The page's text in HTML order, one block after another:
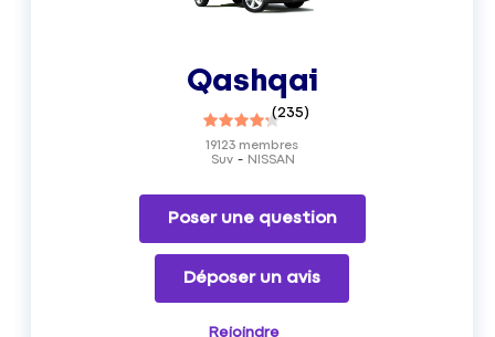
Qashqai
(235)
Suv NISSAN
19123 membres
Poser une question
Déposer un avis
Rejoindre